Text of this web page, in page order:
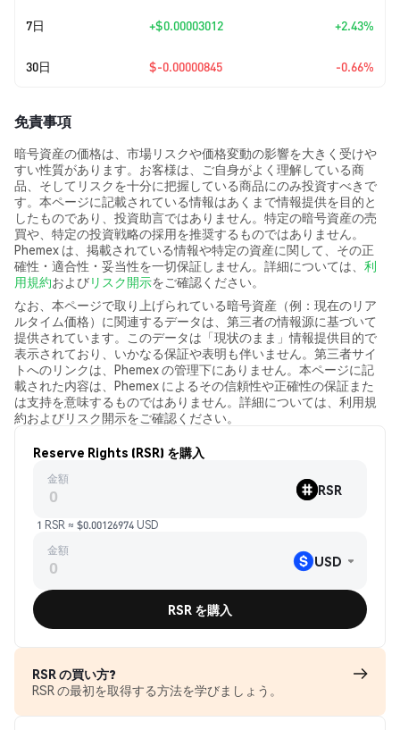
7日 +$0.00003012 +2.43%
30日 $-0.00000845 -0.66%
免責事項
暗号資産の価格は、市場リスクや価格変動の影響を大きく受けや
すい性質があります。お客様は、ご自身がよく理解している商
品、そしてリスクを十分に把握している商品にのみ投資すべきで
す。本ページに記載されている情報はあくまで情報提供を目的と
したものであり、投資助言ではありません。特定の暗号資産の売
買や、特定の投資戦略の採用を推奨するものではありません。
Phemex は、掲載されている情報や特定の資産に関して、その正
確性・適合性・妥当性を一切保証しません。詳細については、 利
用規約およびリスク開示をご確認ください。
なお、本ページで取り上げられている暗号資産（例：現在のリア
ルタイム価格）に関連するデータは、第三者の情報源に基づいて
提供されています。このデータは「現状のまま」情報提供目的で
表示されており、いかなる保証や表明も伴いません。第三者サイ
トへのリンクは、Phemex の管理下にありません。本ページに記
載された内容は、Phemex によるその信頼性や正確性の保証また
は支持を意味するものではありません。詳細については、利用規
約およびリスク開示をご確認ください。
Reserve Rights (RSR) を購入
金額
RSR
1 RSR ≈ $0.00126974 USD
金額
USD
RSR を購入
RSR の買い方?
RSR の最初を取得する方法を学びましょう。